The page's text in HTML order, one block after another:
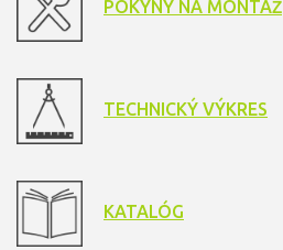
POKYNY NA MONTÁŽ
TECHNICKÝ VÝKRES
KATALÓG